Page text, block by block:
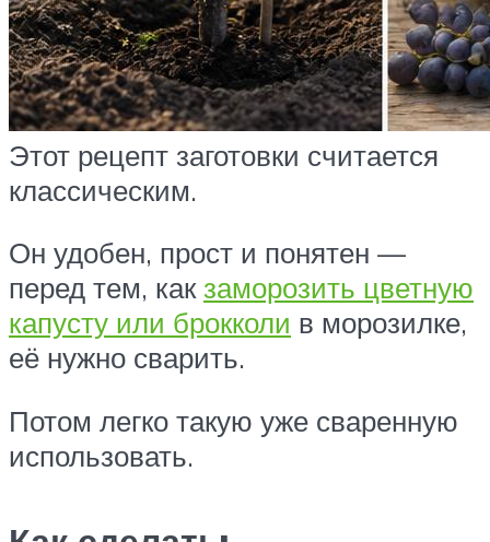
Этот рецепт заготовки считается
классическим.
Он удобен, прост и понятен —
перед тем, как заморозить цветную
капусту или брокколи в морозилке,
её нужно сварить.
Потом легко такую уже сваренную
использовать.